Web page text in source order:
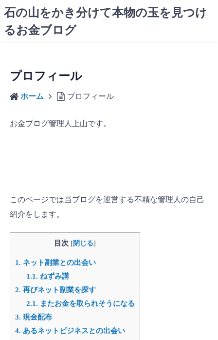
コ
ン
テ
石の山をかき分けて本物の玉を見つけ
るお金ブログ
プロフィール
ホーム プロフィール
お金ブログ管理人上山です。
このページでは当ブログを運営する不精な管理人の自己
紹介をします。
目次 [ 閉じる]
1. ネット副業との出会い
1.1. ねずみ講
2. 再びネット副業を探す
2.1. またお金を取られそうになる
3. 現金配布
4. あるネットビジネスとの出会い